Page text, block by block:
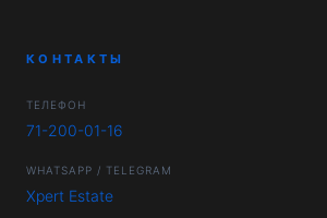
КОНТАКТЫ
ТЕЛЕФОН
71-200-01-16
WHATSAPP / TELEGRAM
Xpert Estate